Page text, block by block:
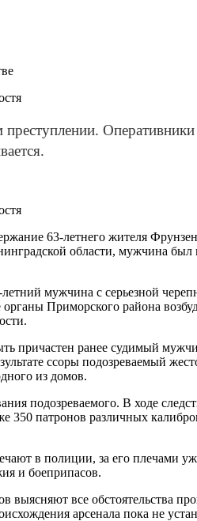
63-летнего жителя
области, мужчина был
мужчина с серьезной
Приморского района
причастен ранее судимый
ссоры подозреваемый
из домов.
подозреваемого. В ходе
350 патронов различных
в полиции, за его плечами
и боеприпасов.
выясняют все
арсенала пока не